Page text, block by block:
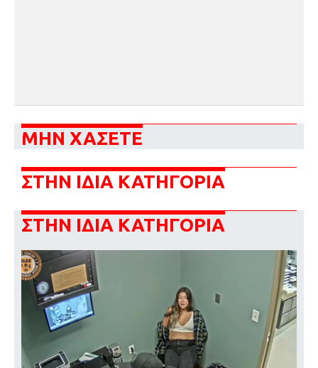
ΜΗΝ ΧΑΣΕΤΕ
ΣΤΗΝ ΙΔΙΑ ΚΑΤΗΓΟΡΙΑ
ΣΤΗΝ ΙΔΙΑ ΚΑΤΗΓΟΡΙΑ